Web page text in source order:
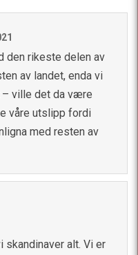
den rikeste delen av
av landet, enda vi
– ville det da være
våre utslipp fordi
med resten av
skandinaver alt. Vi er